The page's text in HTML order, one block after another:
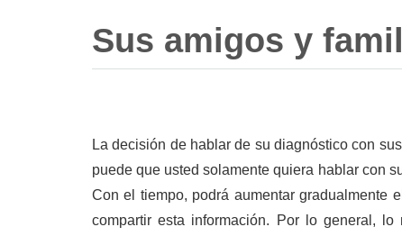
Sus amigos y
La decisión de hablar de su diagnóstico con
puede que usted solamente quiera hablar con
Con el tiempo, podrá aumentar gradualmente
compartir esta información. Por lo general,